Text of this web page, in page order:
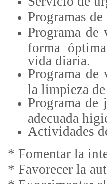
Programas
Programa de
forma
vida diaria.
Programa de
la limpieza
Programa de
adecuada
Actividades
* Fomentar la
* Favorecer la